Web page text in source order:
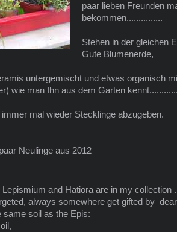
paar lieben Freunden
bekommen...............
Stehen in der gleichen
Gute Blumenerde,
untergemischt und etwas organisch
wie man Ihn aus dem Garten
mal wieder Stecklinge abzugeben.
Neulinge aus 2012
and Hatiora are in my collection
always somewhere get gifted by
same soil as the Epis: